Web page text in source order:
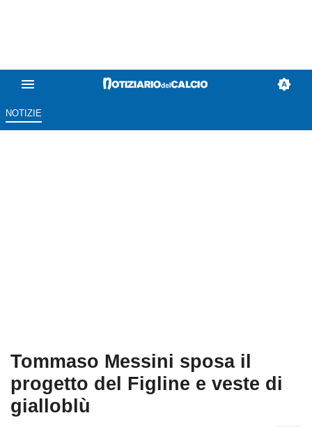
NOTIZIE
Tommaso Messini sposa il
progetto del Figline e veste di
gialloblù